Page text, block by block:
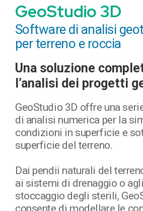
GeoStudio 3D
Software di analisi
per terreno e roccia
Una soluzione
l’analisi dei progetti
GeoStudio 3D offre una
di analisi numerica per la
condizioni in superficie e
superficie del terreno.
Dai pendii naturali del
ai sistemi di drenaggio o
stoccaggio degli sterili,
consente di modellare le